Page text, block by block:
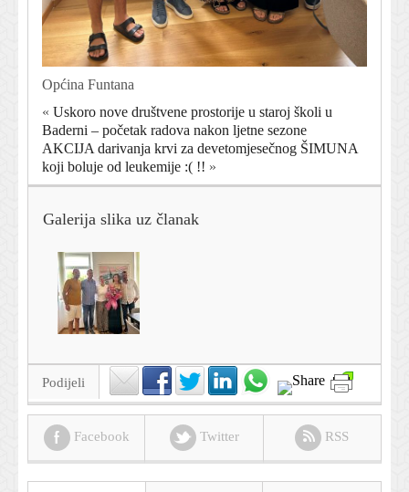
Općina Funtana
« Uskoro nove društvene prostorije u staroj školi u
Baderni – početak radova nakon ljetne sezone
AKCIJA darivanja krvi za devetomjesečnog ŠIMUNA
koji boluje od leukemije :( !! »
Galerija slika uz članak
Podijeli
Facebook Twitter RSS